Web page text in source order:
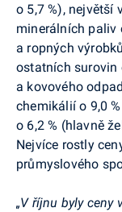
o 5,7 %), největší
minerálních paliv
a ropných
ostatních surovin
a kovového
chemikálií o 9,0
o 6,2 % (hlavně
Nejvíce rostly
průmyslového
„V říjnu byly ceny